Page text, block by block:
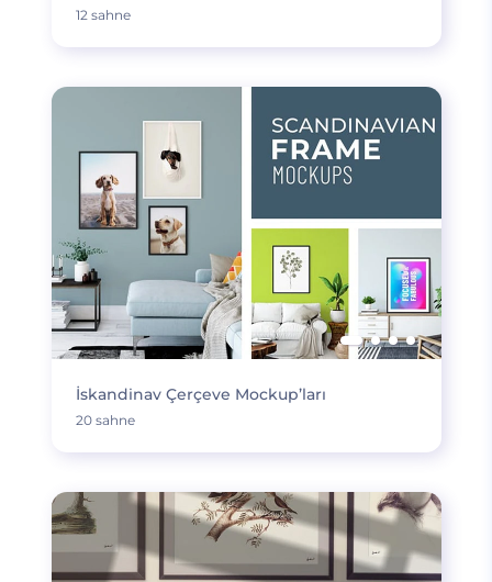
12 sahne
İskandinav Çerçeve Mockup’ları
20 sahne